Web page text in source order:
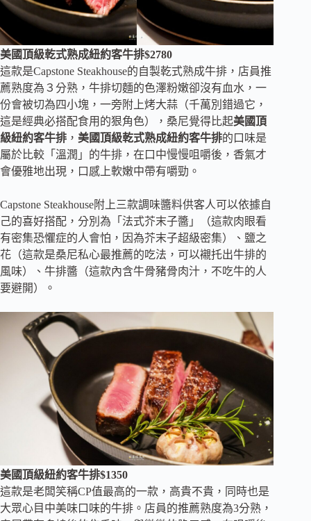
美國頂級乾式熟成紐約客牛排$2780
這款是Capstone Steakhouse的自製乾式熟成牛排，店員推
薦熟度為３分熟，牛排切麵的色澤粉嫩卻沒有血水，一
份會被切為四小塊，一旁附上烤大蒜（千萬別錯過它，
這是經典必搭配食用的狠角色），桑尼覺得比起美國頂
級紐約客牛排 ， 美國頂級乾式熟成紐約客牛排的口味是
屬於比較「溫潤」的牛排，在口中慢慢咀嚼後，香氣才
會優雅地出現，口感上軟嫩中帶有嚼勁。
Capstone Steakhouse附上三款調味醬料供客人可以依據自
己的喜好搭配，分別為「法式芥末子醬」（這款肉眼看
有密集恐懼症的人會怕，因為芥末子超級密集）、鹽之
花（這款是桑尼私心最推薦的吃法，可以襯托出牛排的
風味）、牛排醬（這款內含牛骨豬骨肉汁，不吃牛的人
要避開）。
美國頂級紐約客牛排$1350
這款是老闆笑稱CP值最高的一款，高貴不貴，同時也是
大眾心目中美味口味的牛排。店員的推薦熟度為3分熟，